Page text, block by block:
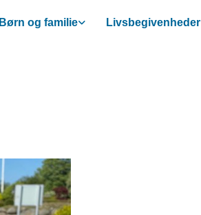
Børn og familie Livsbegivenheder